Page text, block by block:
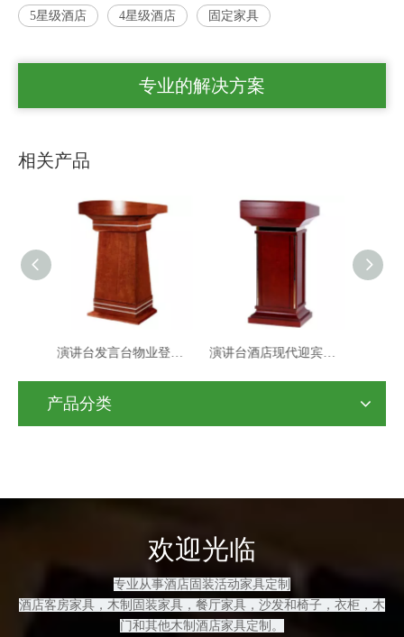
5星级酒店 4星级酒店 固定家具
专业的解决方案
相关产品
演讲台酒店现代迎宾台发言台 讲台讲桌接待台咨询台 实木胡桃木餐椅，配以皮革真皮软包椅子
产品分类
欢迎光临
专业从事酒店固装活动家具定制
酒店客房家具，木制固装家具 ，餐厅家具，沙发和椅子，衣柜，木
门和其他木制酒店家具定制 。